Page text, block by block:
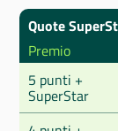
Quote
Premio
5 punti +
SuperStar